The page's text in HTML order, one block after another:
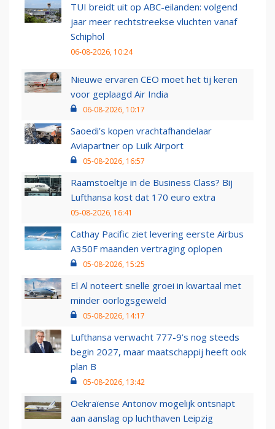
TUI breidt uit op ABC-eilanden: volgend
jaar meer rechtstreekse vluchten vanaf
Schiphol
06-08-2026, 10:24
Nieuwe ervaren CEO moet het tij keren
voor geplaagd Air India
06-08-2026, 10:17
Saoedi’s kopen vrachtafhandelaar
Aviapartner op Luik Airport
05-08-2026, 16:57
Raamstoeltje in de Business Class? Bij
Lufthansa kost dat 170 euro extra
05-08-2026, 16:41
Cathay Pacific ziet levering eerste Airbus
A350F maanden vertraging oplopen
05-08-2026, 15:25
El Al noteert snelle groei in kwartaal met
minder oorlogsgeweld
05-08-2026, 14:17
Lufthansa verwacht 777-9’s nog steeds
begin 2027, maar maatschappij heeft ook
plan B
05-08-2026, 13:42
Oekraïense Antonov mogelijk ontsnapt
aan aanslag op luchthaven Leipzig